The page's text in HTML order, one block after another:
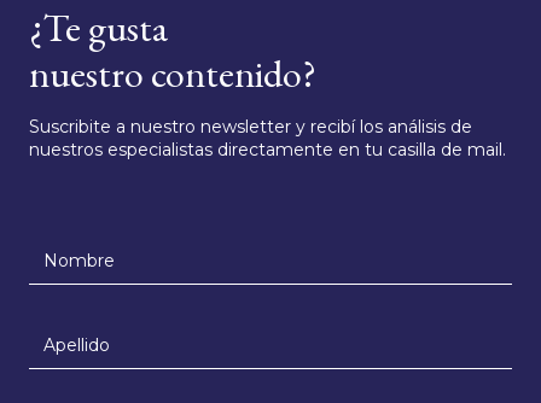
¿Te gusta
nuestro contenido?
Suscribite a nuestro newsletter y recibí los análisis de
nuestros especialistas directamente en tu casilla de mail.